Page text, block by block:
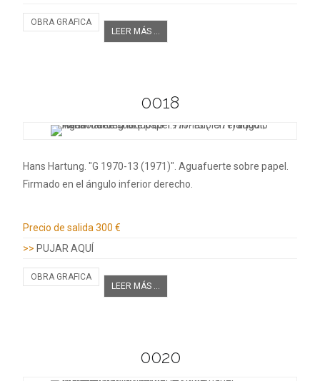
OBRA GRAFICA
LEER MÁS ...
0018
Hans Hartung. "G 1970-13 (1971)". Aguafuerte sobre papel.
Firmado en el ángulo inferior derecho.
Precio de salida300 €
>> PUJAR AQUÍ
OBRA GRAFICA
LEER MÁS ...
0020